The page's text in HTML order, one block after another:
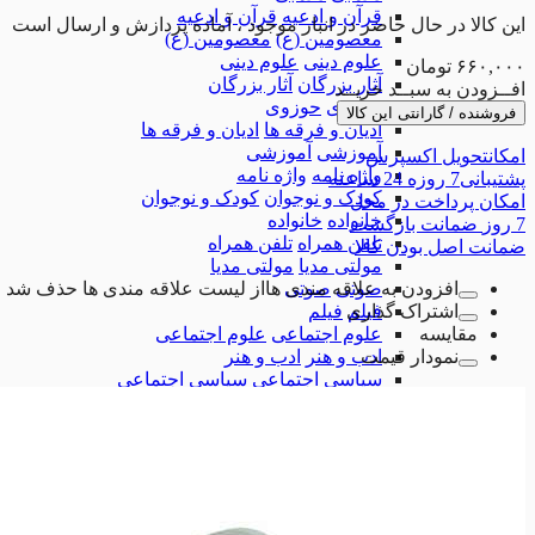
قرآن و ادعیه قرآن و ادعیه
معصومین (ع) معصومین (ع)
علوم دینی علوم دینی
آثار بزرگان آثار بزرگان
حوزوی حوزوی
ادیان و فرقه ها ادیان و فرقه ها
آموزشی آموزشی
واژه نامه واژه نامه
کودک و نوجوان کودک و نوجوان
خانواده خانواده
تلفن همراه تلفن همراه
مولتی مدیا مولتی مدیا
صوتی صوتی
فیلم فیلم
علوم اجتماعی علوم اجتماعی
ادب و هنر
ادب و هنر
سیاسی اجتماعی سیاسی اجتماعی
این کالا در حال حاضر در انبار موجود ، آماده پردازش و ارسال است
۶۶۰,۰۰۰ تومان
افــزودن به سبــد خریــد
فروشنده / گارانتی این کالا
امکانتحویل اکسپرس
پشتیبانی7 روزه 24 ساعته
امکان پرداخت در محل
7 روز
ضمانت بازگشت
ضمانت اصل بودن کالا
افزودن به علاقه مندی ها از لیست علاقه مندی ها حذف شد
اشتراک گذاری
مقایسه
نمودار قیمت